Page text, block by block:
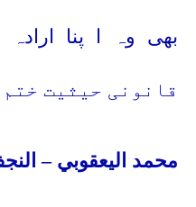
بھی وہ ا پنا
قانونی حیثیت
محمد اليعقوبي –